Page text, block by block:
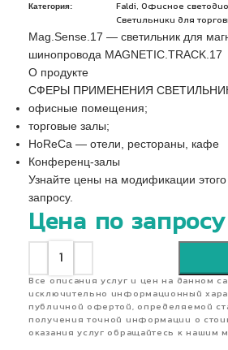
Категория: Faldi Офисное
Светильники для
Mag.Sense.17 — светильник для
шинопровода MAGNETIC.TRACK.17
О продукте
СФЕРЫ ПРИМЕНЕНИЯ
офисные помещения;
торговые залы;
HoReCa — отели, рестораны, кафе
Конференц-залы
Узнайте цены на модификации этого
запросу.
Цена по запросу
Все описания услуг и цен на данном
исключительно информационный
публичной офертой, определяемой
получения точной информации о
оказания услуг обращайтесь к нашим